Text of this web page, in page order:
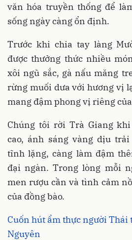
văn hóa truyền thống để
sống ngày càng ổn định.
Trước khi chia tay làng
được thưởng thức nhiều
xôi ngũ sắc, gà nấu măng
rừng muối dưa với hương vị
mang đậm phong vị riêng
Chúng tôi rời Trà Giang
cao, ánh sáng vàng dịu
tĩnh lặng, càng làm đậm
đại ngàn. Trong lòng mỗi
men rượu cần và tình cảm
của đồng bào.
Cuốn hút ẩm thực người Thái
Nguyên